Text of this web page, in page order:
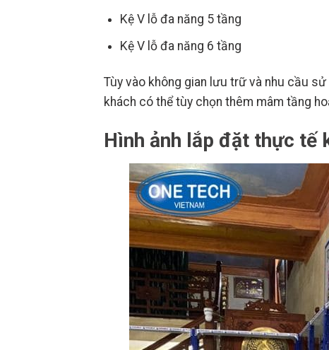
Kệ V lỗ đa năng 5 tầng
Kệ V lỗ đa năng 6 tầng
Tùy vào không gian lưu trữ và nhu cầu
khách có thể tùy chọn thêm mâm tầng
Hình ảnh lắp đặt thực tế